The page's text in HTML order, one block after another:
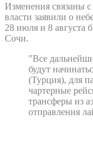
Изменения связаны
власти заявили о
28 июля и 8 августа
Сочи.
"Все
будут
(Турция), для
чартерные
трансферы из
отправления